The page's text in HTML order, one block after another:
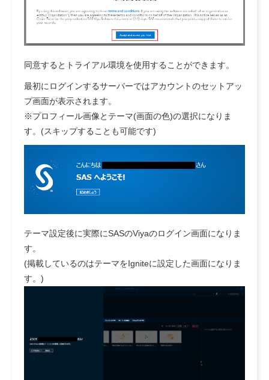
同意するとトライアル環境を使用することができます。
最初にログインするサーバーではアカウントのセットアッ
プ画面が表示されます。
※プロフィール画像とテーマ(画面の色)の選択になりま
す。(スキップすることも可能です)
テーマ設定後に実際にSASのViyaのログイン画面になりま
す。
(掲載しているのはテーマをIgniteに設定した画面になりま
す。)